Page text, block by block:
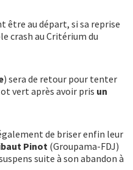
être au départ, si sa reprise
crash au Critérium du
) sera de retour pour tenter
vert après avoir pris un
de briser enfin leur
Pinot (Groupama-FDJ)
suite à son abandon à